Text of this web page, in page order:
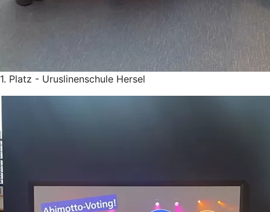
1. Platz - Uruslinenschule Hersel